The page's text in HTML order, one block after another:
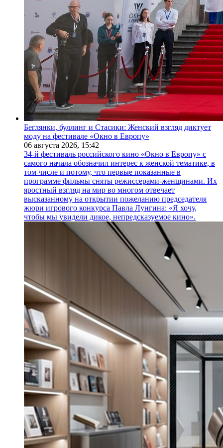
Беглянки, буллинг и Стасики: Женский взгляд диктует
моду на фестивале «Окно в Европу»
06 августа 2026, 15:42
34-й фестиваль российского кино «Окно в Европу» с
самого начала обозначил интерес к женской тематике, в
том числе и потому, что первые показанные в
программе фильмы сняты режиссерами-женщинами. Их
яростный взгляд на мир во многом отвечает
высказанному на открытии пожеланию председателя
жюри игрового конкурса Павла Лунгина: «Я хочу,
чтобы мы увидели дикое, непредсказуемое кино».